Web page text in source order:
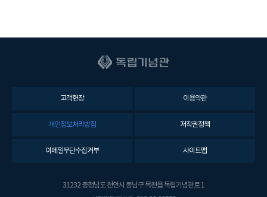
고객헌장 이용약관
개인정보처리방침 저작권정책
이메일무단수집거부 사이트맵
31232 충청남도 천안시 동남구 목천읍 독립기념관로 1